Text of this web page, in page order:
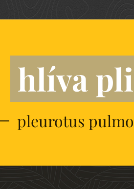
hlíva
pleurotus